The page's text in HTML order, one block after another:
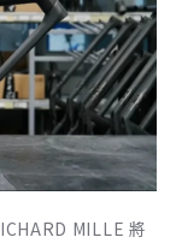
MILLE 將